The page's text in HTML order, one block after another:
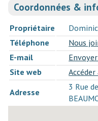
Coordonnées &
Propriétaire
Téléphone
Nous
E-mail
Site web
Adresse
3 Rue